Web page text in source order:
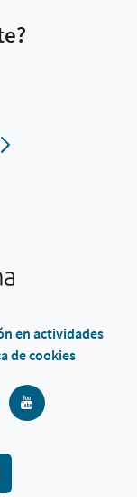
en actividades
de cookies